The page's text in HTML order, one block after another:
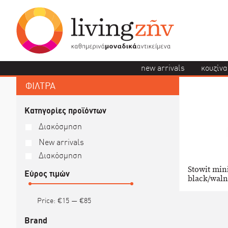
new arrivals κουζίνα
ΦΙΛΤΡΑ
Κατηγορίες προϊόντων
Διακόσμηση
New arrivals
Διακόσμηση
Εύρος τιμών
Price: €15— €85
Brand
Stowit
black/